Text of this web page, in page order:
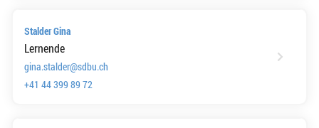
Stalder Gina
Lernende
gina.stalder@sdbu.ch
+41 44 399 89 72